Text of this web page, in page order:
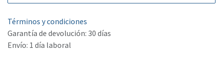
Términos y condiciones
Garantía de devolución: 30 días
Envío: 1 día laboral